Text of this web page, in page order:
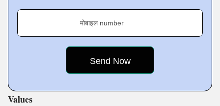
Vision
efficient, productive, and economic solutions to
customers industrial requirements.
Values
मोबाइल number